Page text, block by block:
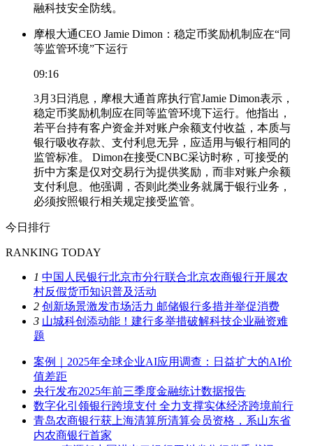
融科技安全防线。
摩根大通CEO Jamie Dimon：稳定币奖励机制应在“同
等监管环境”下运行
09:16
3月3日消息，摩根大通首席执行官Jamie Dimon表示，
稳定币奖励机制应在同等监管环境下运行。他指出，
若平台持有客户资金并对账户余额支付收益，本质与
银行吸收存款、支付利息无异，应适用与银行相同的
监管标准。 Dimon在接受CNBC采访时称，可接受的
折中方案是仅对交易行为提供奖励，而非对账户余额
支付利息。他强调，否则此类业务就属于银行业务，
必须按照银行相关规定接受监管。
今日排行
RANKING TODAY
1 中国人民银行北京市分行联合北京农商银行开展农
村反假货币知识普及活动
2 创新场景激发市场活力 邮储银行多措并举促消费
3 山城科创添动能！建行多举措破解科技企业融资难
题
案例｜2025年全球企业AI应用调查：日益扩大的AI价
值差距
央行发布2025年前三季度金融统计数据报告
数字化引领银行跨境支付 全力支撑实体经济跨境前行
青岛农商银行获上海清算所清算会员资格，系山东省
内农商银行首家